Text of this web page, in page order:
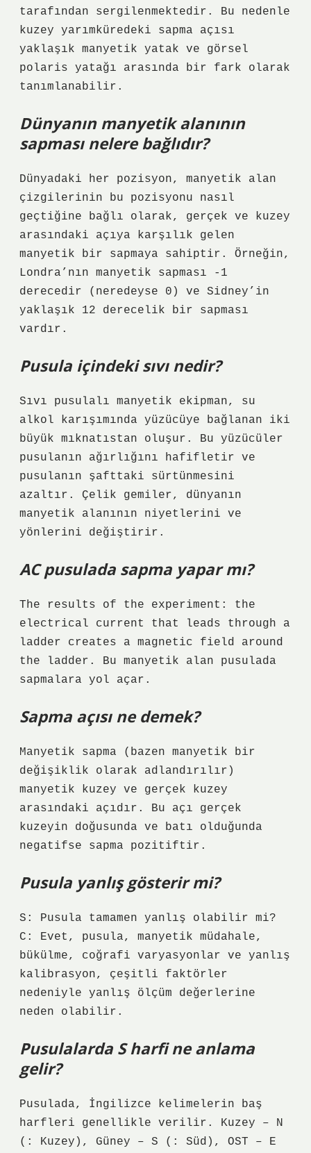
tarafından sergilenmektedir. Bu nedenle
kuzey yarımküredeki sapma açısı
yaklaşık manyetik yatak ve görsel
polaris yatağı arasında bir fark olarak
tanımlanabilir.
Dünyanın manyetik alanının
sapması nelere bağlıdır?
Dünyadaki her pozisyon, manyetik alan
çizgilerinin bu pozisyonu nasıl
geçtiğine bağlı olarak, gerçek ve kuzey
arasındaki açıya karşılık gelen
manyetik bir sapmaya sahiptir. Örneğin,
Londra’nın manyetik sapması -1
derecedir (neredeyse 0) ve Sidney’in
yaklaşık 12 derecelik bir sapması
vardır.
Pusula içindeki sıvı nedir?
Sıvı pusulalı manyetik ekipman, su
alkol karışımında yüzücüye bağlanan iki
büyük mıknatıstan oluşur. Bu yüzücüler
pusulanın ağırlığını hafifletir ve
pusulanın şafttaki sürtünmesini
azaltır. Çelik gemiler, dünyanın
manyetik alanının niyetlerini ve
yönlerini değiştirir.
AC pusulada sapma yapar mı?
The results of the experiment: the
electrical current that leads through a
ladder creates a magnetic field around
the ladder. Bu manyetik alan pusulada
sapmalara yol açar.
Sapma açısı ne demek?
Manyetik sapma (bazen manyetik bir
değişiklik olarak adlandırılır)
manyetik kuzey ve gerçek kuzey
arasındaki açıdır. Bu açı gerçek
kuzeyin doğusunda ve batı olduğunda
negatifse sapma pozitiftir.
Pusula yanlış gösterir mi?
S: Pusula tamamen yanlış olabilir mi?
C: Evet, pusula, manyetik müdahale,
bükülme, coğrafi varyasyonlar ve yanlış
kalibrasyon, çeşitli faktörler
nedeniyle yanlış ölçüm değerlerine
neden olabilir.
Pusulalarda S harfi ne anlama
gelir?
Pusulada, İngilizce kelimelerin baş
harfleri genellikle verilir. Kuzey – N
(: Kuzey), Güney – S (: Süd), OST – E